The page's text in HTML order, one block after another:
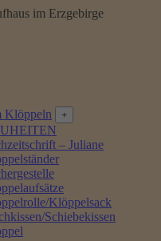
im Erzgebirge
Klöppeln
– Juliane
Klöppelsack
Schiebekissen